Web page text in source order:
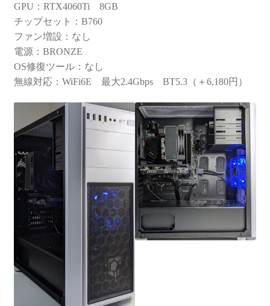
GPU：RTX4060Ti 8GB
チップセット：B760
ファン増設：なし
電源：BRONZE
OS修復ツール：なし
無線対応：WiFi6E 最大2.4Gbps BT5.3（＋6,180円）